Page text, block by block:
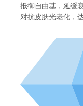
抵御自由基，延缓
对抗皮肤光老化，